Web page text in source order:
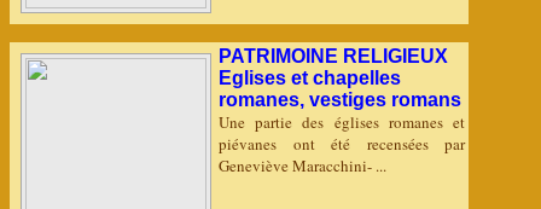
PATRIMOINE RELIGIEUX
Eglises et chapelles
romanes, vestiges romans
Une partie des églises romanes et
piévanes ont été recensées par
Geneviève Maracchini- ...